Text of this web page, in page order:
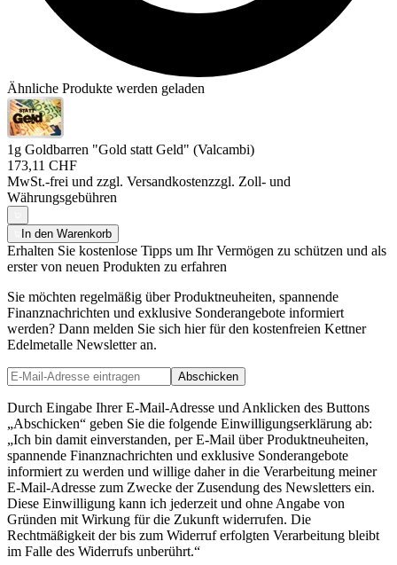
Ähnliche Produkte werden geladen
1g Goldbarren "Gold statt Geld" (Valcambi)
173,11 CHF
MwSt.-frei und zzgl. Versandkostenzzgl. Zoll- und
Währungsgebühren
In den Warenkorb
Erhalten Sie kostenlose Tipps um Ihr Vermögen zu schützen und als
erster von neuen Produkten zu erfahren
Sie möchten regelmäßig über Produktneuheiten, spannende
Finanznachrichten und exklusive Sonderangebote informiert
werden? Dann melden Sie sich hier für den kostenfreien Kettner
Edelmetalle Newsletter an.
Abschicken
Durch Eingabe Ihrer E-Mail-Adresse und Anklicken des Buttons
„Abschicken“ geben Sie die folgende Einwilligungserklärung ab:
„Ich bin damit einverstanden, per E-Mail über Produktneuheiten,
spannende Finanznachrichten und exklusive Sonderangebote
informiert zu werden und willige daher in die Verarbeitung meiner
E-Mail-Adresse zum Zwecke der Zusendung des Newsletters ein.
Diese Einwilligung kann ich jederzeit und ohne Angabe von
Gründen mit Wirkung für die Zukunft widerrufen. Die
Rechtmäßigkeit der bis zum Widerruf erfolgten Verarbeitung bleibt
im Falle des Widerrufs unberührt.“